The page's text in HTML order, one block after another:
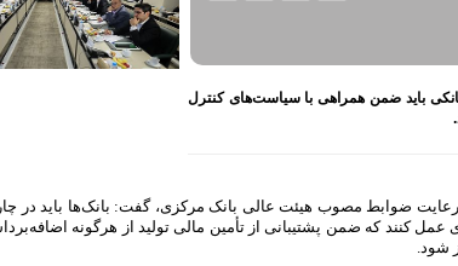
باید ضمن همراهی با سیاست‌های کنترل
ضوابط مصوب هیئت عالی بانک مرکزی، گفت: بانک‌ها باید در
کنند که ضمن پشتیبانی از تأمین مالی تولید از هرگونه
شود.